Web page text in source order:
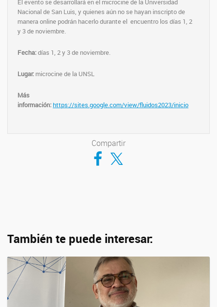
El evento se desarrollará en el microcine de la Universidad
Nacional de San Luis, y quienes aún no se hayan inscripto de
manera online podrán hacerlo durante el encuentro los días 1, 2
y 3 de noviembre.
Fecha:días 1, 2 y 3 de noviembre.
Lugar: microcine de la UNSL
Más
información: https://sites.google.com/view/fluidos2023/inicio
Compartir
Compartir en Facebook
Compartir en Twitter
También te puede interesar: